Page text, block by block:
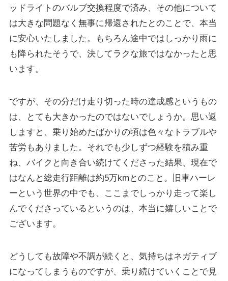
ッドライトのバルブ交換程度で済み、その他について
は大きな問題なく無事に帰還されたとのことで、本当
に安心いたしました。もちろん途中ではしっかり雨に
も降られたそうで、決してラクな旅ではなかったと思
います。
ですが、その分だけ走り切った時の達成感というもの
は、とても大きかったのではないでしょうか。思い返
しますと、乗り始めたばかりの頃は色々なトラブルや
苦労もありました。それでも少しずつ経験を積み重
ね、バイクと向き合い続けてくださった結果、現在で
はなんと総走行距離は約5万kmとのこと。旧車ハーレ
ーという世界の中でも、ここまでしっかり走って楽し
んでくださっているというのは、本当に嬉しいことで
ございます。
どうしても故障や不調が続くと、気持ちはネガティブ
になってしまうものですが、乗り続けていくことで見